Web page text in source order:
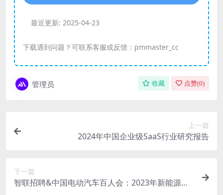
最近更新: 2025-04-23
下载遇到问题？可联系客服或反馈：pmmaster_cc
管理员 收藏 点赞(0)
上一篇
2024年中国企业级SaaS行业研究报告
下一篇
智联招聘&中国电动汽车百人会：2023年新能源汽